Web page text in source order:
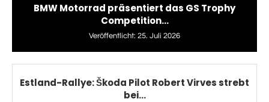
BMW Motorrad präsentiert das GS Trophy
Competition...
Veröffentlicht: 25. Juli 2026
Estland-Rallye: Škoda Pilot Robert Virves strebt
bei...